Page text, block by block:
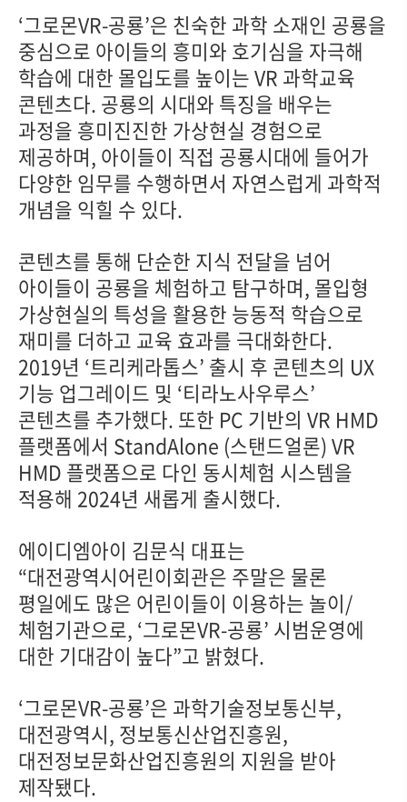
‘그로몬VR-공룡’은 친숙한 과학 소재인 공룡을
중심으로 아이들의 흥미와 호기심을 자극해
학습에 대한 몰입도를 높이는 VR 과학교육
콘텐츠다. 공룡의 시대와 특징을 배우는
과정을 흥미진진한 가상현실 경험으로
제공하며, 아이들이 직접 공룡시대에 들어가
다양한 임무를 수행하면서 자연스럽게 과학적
개념을 익힐 수 있다.
콘텐츠를 통해 단순한 지식 전달을 넘어
아이들이 공룡을 체험하고 탐구하며, 몰입형
가상현실의 특성을 활용한 능동적 학습으로
재미를 더하고 교육 효과를 극대화한다.
2019년 ‘트리케라톱스’ 출시 후 콘텐츠의 UX
기능 업그레이드 및 ‘티라노사우루스’
콘텐츠를 추가했다. 또한 PC 기반의 VR HMD
플랫폼에서 StandAlone (스탠드얼론) VR
HMD 플랫폼으로 다인 동시체험 시스템을
적용해 2024년 새롭게 출시했다.
에이디엠아이 김문식 대표는
“대전광역시어린이회관은 주말은 물론
평일에도 많은 어린이들이 이용하는 놀이/
체험기관으로, ‘그로몬VR-공룡’ 시범운영에
대한 기대감이 높다”고 밝혔다.
‘그로몬VR-공룡’은 과학기술정보통신부,
대전광역시, 정보통신산업진흥원,
대전정보문화산업진흥원의 지원을 받아
제작됐다.